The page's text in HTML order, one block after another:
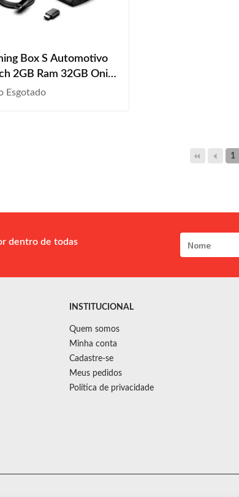
Box S Automotivo
2GB Ram 32GB Onix
Com Carplay
Esgotado
1
dentro de todas
INSTITUCIONAL
Quem somos
Minha conta
Cadastre-se
Meus pedidos
Política de privacidade